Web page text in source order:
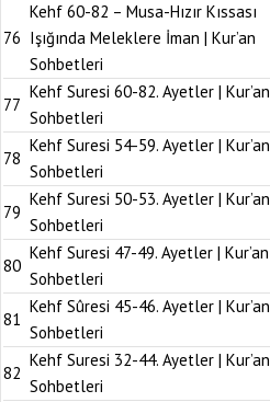
76
Kehf 60-82 – Musa-Hızır Kıssası
Işığında Meleklere İman | Kur’an
Sohbetleri
77
Kehf Suresi 60-82. Ayetler | Kur’an
Sohbetleri
78
Kehf Suresi 54-59. Ayetler | Kur’an
Sohbetleri
79
Kehf Suresi 50-53. Ayetler | Kur’an
Sohbetleri
80
Kehf Suresi 47-49. Ayetler | Kur’an
Sohbetleri
81
Kehf Sûresi 45-46. Ayetler | Kur’an
Sohbetleri
82
Kehf Suresi 32-44. Ayetler | Kur’an
Sohbetleri